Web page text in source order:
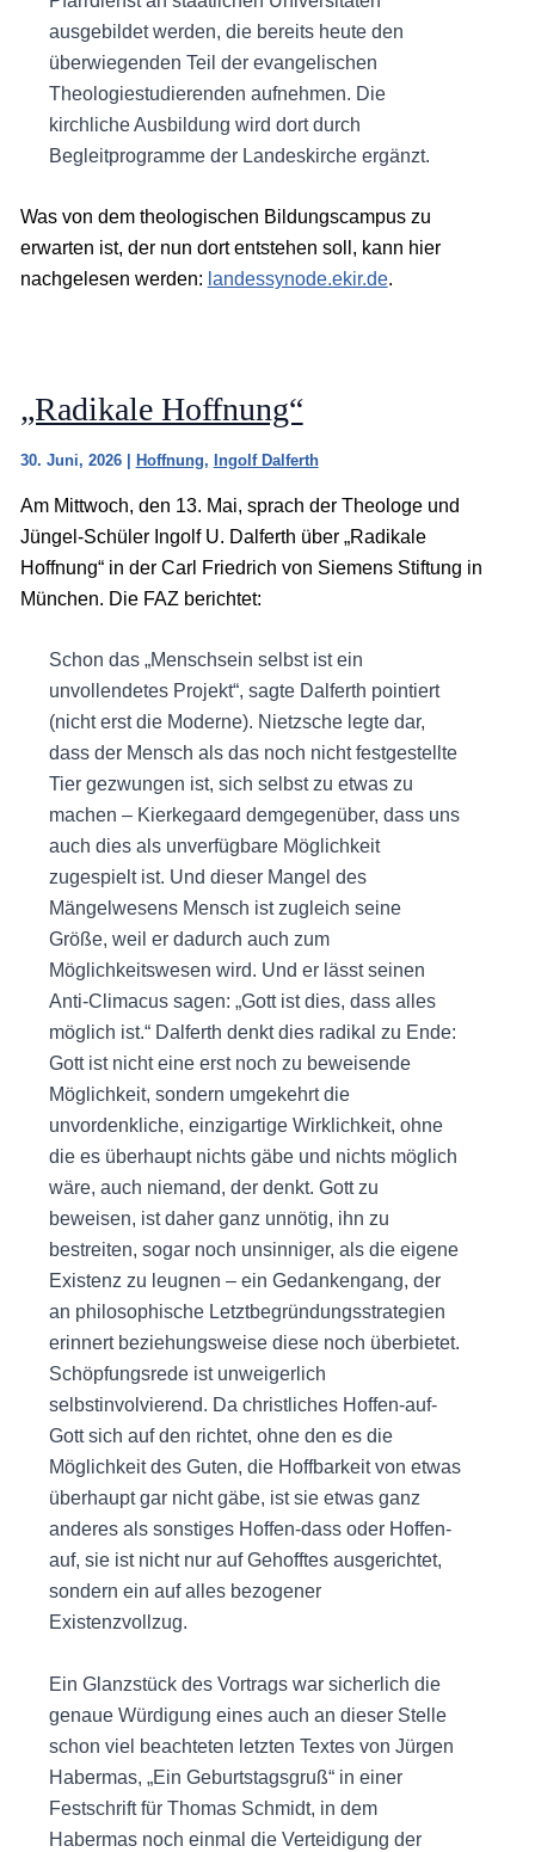
ausgebildet werden, die bereits heute den
überwiegenden Teil der evangelischen
Theologiestudierenden aufnehmen. Die
kirchliche Ausbildung wird dort durch
Begleitprogramme der Landeskirche ergänzt.
Was von dem theologischen Bildungscampus zu
erwarten ist, der nun dort entstehen soll, kann hier
nachgelesen werden: landessynode.ekir.de.
„Radikale Hoffnung“
30. Juni, 2026 Hoffnung, Ingolf Dalferth
Am Mittwoch, den 13. Mai, sprach der Theologe und
Jüngel-Schüler Ingolf U. Dalferth über „Radikale
Hoffnung“ in der Carl Friedrich von Siemens Stiftung in
München. Die FAZ berichtet:
Schon das „Menschsein selbst ist ein
unvollendetes Projekt“, sagte Dalferth pointiert
(nicht erst die Moderne). Nietzsche legte dar,
dass der Mensch als das noch nicht festgestellte
Tier gezwungen ist, sich selbst zu etwas zu
machen – Kierkegaard demgegenüber, dass uns
auch dies als unverfügbare Möglichkeit
zugespielt ist. Und dieser Mangel des
Mängelwesens Mensch ist zugleich seine
Größe, weil er dadurch auch zum
Möglichkeitswesen wird. Und er lässt seinen
Anti-Climacus sagen: „Gott ist dies, dass alles
möglich ist.“ Dalferth denkt dies radikal zu Ende:
Gott ist nicht eine erst noch zu beweisende
Möglichkeit, sondern umgekehrt die
unvordenkliche, einzigartige Wirklichkeit, ohne
die es überhaupt nichts gäbe und nichts möglich
wäre, auch niemand, der denkt. Gott zu
beweisen, ist daher ganz unnötig, ihn zu
bestreiten, sogar noch unsinniger, als die eigene
Existenz zu leugnen – ein Gedankengang, der
an philosophische Letztbegründungsstrategien
erinnert beziehungsweise diese noch überbietet.
Schöpfungsrede ist unweigerlich
selbstinvolvierend. Da christliches Hoffen-auf-
Gott sich auf den richtet, ohne den es die
Möglichkeit des Guten, die Hoffbarkeit von etwas
überhaupt gar nicht gäbe, ist sie etwas ganz
anderes als sonstiges Hoffen-dass oder Hoffen-
auf, sie ist nicht nur auf Gehofftes ausgerichtet,
sondern ein auf alles bezogener
Existenzvollzug.
Ein Glanzstück des Vortrags war sicherlich die
genaue Würdigung eines auch an dieser Stelle
schon viel beachteten letzten Textes von Jürgen
Habermas, „Ein Geburtstagsgruß“ in einer
Festschrift für Thomas Schmidt, in dem
Habermas noch einmal die Verteidigung der